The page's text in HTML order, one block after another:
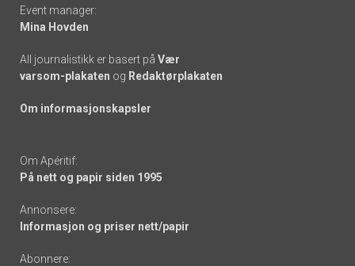
Event manager:
Mina Hovden
All journalistikk er basert på Vær
varsom-plakaten og Redaktørplakaten
Om informasjonskapsler
Om Apéritif:
På nett og papir siden 1995
Annonsere:
Informasjon og priser nett/papir
Abonnere: